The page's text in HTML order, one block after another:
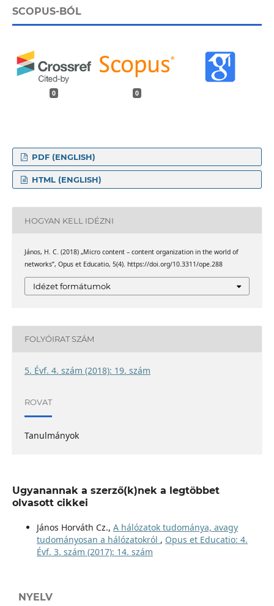
SCOPUS-BÓL
0 0
PDF (ENGLISH)
HTML (ENGLISH)
HOGYAN KELL IDÉZNI
János, H. C. (2018) „Micro content – content organization in the world of
networks”, Opus et Educatio, 5(4). https://doi.org/10.3311/ope.288
Idézet formátumok
FOLYÓIRAT SZÁM
5. Évf. 4. szám (2018): 19. szám
ROVAT
Tanulmányok
Ugyanannak a szerző(k)nek a legtöbbet
olvasott cikkei
János Horváth Cz., A hálózatok tudománya, avagy
tudományosan a hálózatokról , Opus et Educatio: 4.
Évf. 3. szám (2017): 14. szám
NYELV